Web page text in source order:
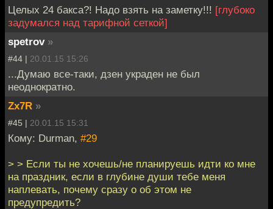
Целых 24 бакса?! Надо взять на заметку!!! [глубоко
задумался над тарифной сеткой]
spetrov »
#44 | 20.01.15 15:26
...Думаю все-таки, дзен украден не был
неоднократно.
Zx7R »
#45 | 20.01.15 15:31
Кому: Durman, #29
> > Если ты не хочешь/не планируешь идти ко мне
на праздник, если в глубине души тебе меня
наплевать, почему сразу о об этом не
предупредить?